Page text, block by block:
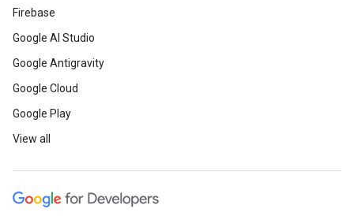
Firebase
Google AI Studio
Google Antigravity
Google Cloud
Google Play
View all